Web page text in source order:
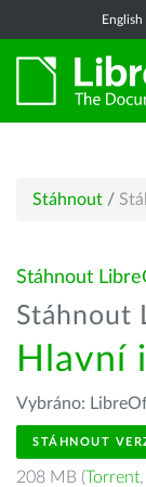
English
Stáhnout /
Stáhnout
Stáhnout
Hlavní
Vybráno:
STÁHNOUT
208 MB (Torrent,